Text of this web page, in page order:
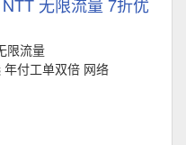
限流量
付工单双倍 网络